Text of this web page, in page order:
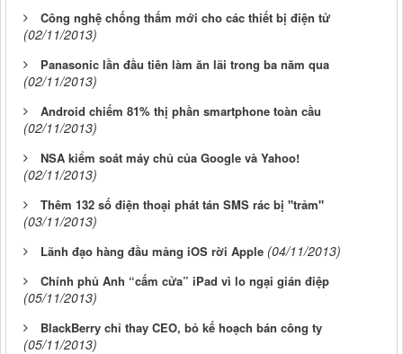
Công nghệ chống thấm mới cho các thiết bị điện tử
(02/11/2013)
Panasonic lần đầu tiên làm ăn lãi trong ba năm qua
(02/11/2013)
Android chiếm 81% thị phần smartphone toàn cầu
(02/11/2013)
NSA kiểm soát máy chủ của Google và Yahoo!
(02/11/2013)
Thêm 132 số điện thoại phát tán SMS rác bị "trảm"
(03/11/2013)
Lãnh đạo hàng đầu mảng iOS rời Apple (04/11/2013)
Chính phủ Anh “cấm cửa” iPad vì lo ngại gián điệp
(05/11/2013)
BlackBerry chỉ thay CEO, bỏ kế hoạch bán công ty
(05/11/2013)